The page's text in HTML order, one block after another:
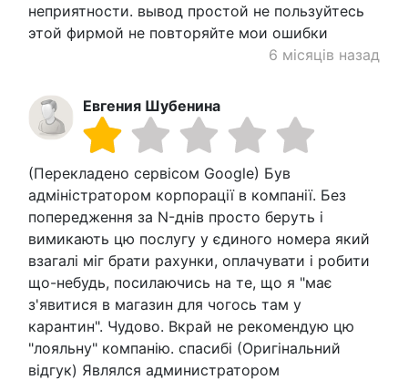
неприятности. вывод простой не пользуйтесь
этой фирмой не повторяйте мои ошибки
6 місяців назад
Евгения Шубенина
(Перекладено сервісом Google) Був
адміністратором корпорації в компанії. Без
попередження за N-днів просто беруть і
вимикають цю послугу у єдиного номера який
взагалі міг брати рахунки, оплачувати і робити
що-небудь, посилаючись на те, що я "має
з'явитися в магазин для чогось там у
карантин". Чудово. Вкрай не рекомендую цю
"лояльну" компанію. спасибі (Оригінальний
відгук) Являлся администратором